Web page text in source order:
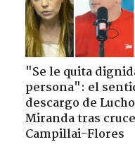
"Se le quita
persona": el
descargo de Lucho
Miranda tras cruce
Campillai-Flores